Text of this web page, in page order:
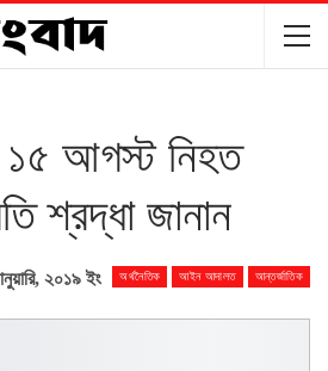
১৫ আগস্ট নিহত
শ্রদ্ধা জানান
অর্থনৈতিক আইন আদালত আন্তর্জাতিক
২০১৯ ইং